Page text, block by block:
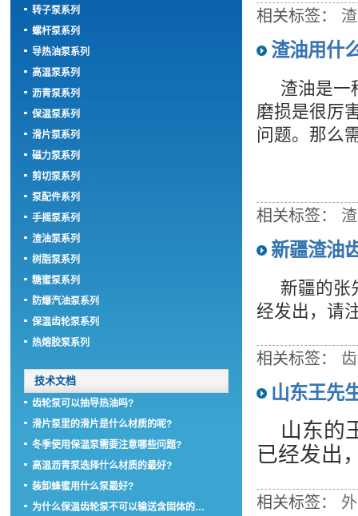
相关标签：
渣油用什
渣油是一
磨损是很厉
问题。那么
相关标签：
新疆渣油
新疆的张
经发出，请
相关标签：
山东王先
山东的
已经发出
相关标签：
转子泵系列
螺杆泵系列
导热油泵系列
高温泵系列
沥青泵系列
保温泵系列
滑片泵系列
磁力泵系列
剪切泵系列
泵配件系列
手摇泵系列
渣油泵系列
树脂泵系列
糖蜜泵系列
防爆汽油泵系列
保温齿轮泵系列
热熔胶泵系列
技术文档
齿轮泵可以抽导热油吗?
滑片泵里的滑片是什么材质的呢?
冬季使用保温泵需要注意哪些问题?
高温沥青泵选择什么材质的最好?
装卸蜂蜜用什么泵最好?
为什么保温齿轮泵不可以输送含固体的…